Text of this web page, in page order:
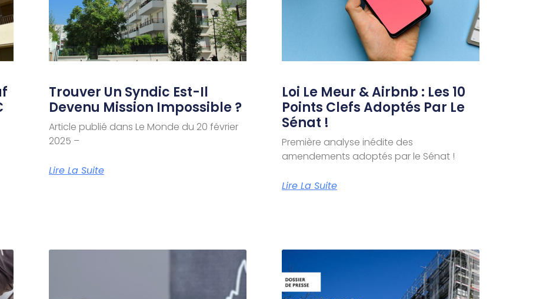
Trouver Un Syndic Est-Il
Devenu Mission Impossible ?
Article publié dans Le Monde du 20 février
2025 –
Lire La Suite
Loi Le Meur & Airbnb : Les 10
Points Clefs Adoptés Par Le
Sénat !
Première analyse inédite des
amendements adoptés par le Sénat !
Lire La Suite